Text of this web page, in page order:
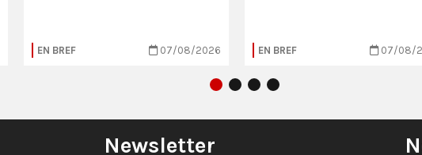
EN BREF 07/08/2026 EN BREF 07/08/
Newsletter